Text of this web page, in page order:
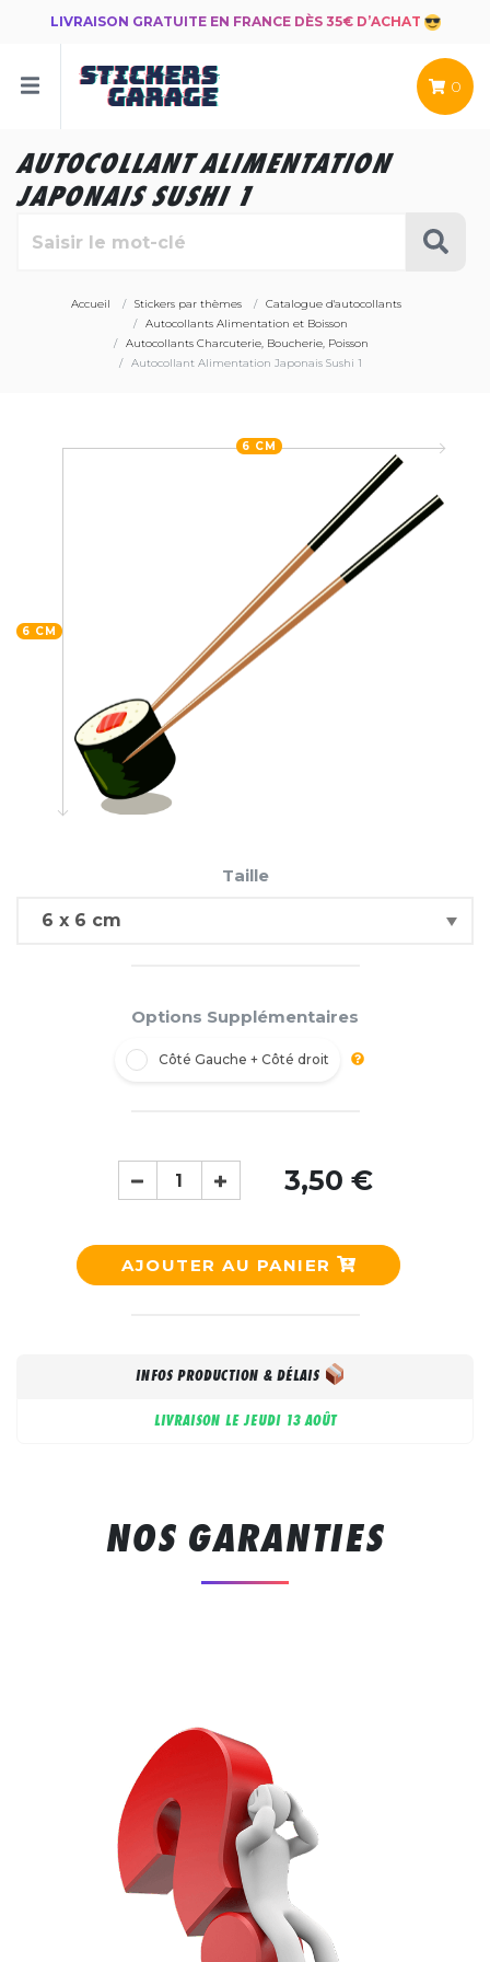
LIVRAISON GRATUITE EN FRANCE DÈS 35€ D’ACHAT
0
AUTOCOLLANT ALIMENTATION
JAPONAIS SUSHI 1
Accueil Stickers par thèmes
Catalogue d'autocollants
Autocollants Alimentation et Boisson
Autocollants Charcuterie, Boucherie, Poisson
Autocollant Alimentation Japonais Sushi 1
6 CM
6 CM
Taille
Options Supplémentaires
Côté Gauche + Côté droit
3,50 €
AJOUTER AU PANIER
INFOS PRODUCTION & DÉLAIS
LIVRAISON LE JEUDI 13 AOÛT
NOS GARANTIES